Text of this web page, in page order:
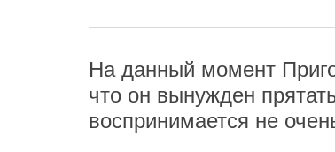
На данный момент
что он вынужден
воспринимается не